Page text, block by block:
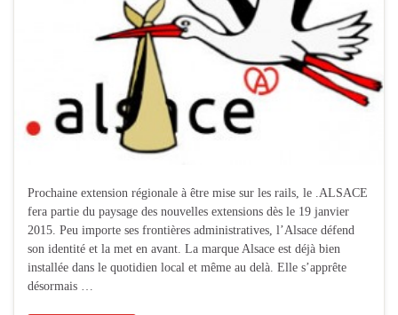
Prochaine extension régionale à être mise sur les rails, le .ALSACE
fera partie du paysage des nouvelles extensions dès le 19 janvier
2015. Peu importe ses frontières administratives, l’Alsace défend
son identité et la met en avant. La marque Alsace est déjà bien
installée dans le quotidien local et même au delà. Elle s’apprête
désormais …